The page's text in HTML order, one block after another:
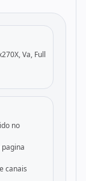
Va, Full
no
canais